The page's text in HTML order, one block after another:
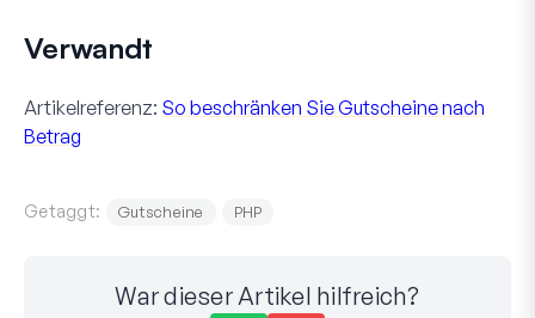
Verwandt
Artikelreferenz: So beschränken Sie Gutscheine nach
Betrag
Getaggt: Gutscheine PHP
War dieser Artikel hilfreich?